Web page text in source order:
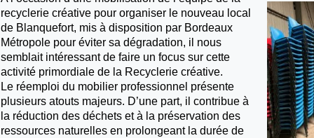
recyclerie créative pour organiser le nouveau local
de Blanquefort, mis à disposition par Bordeaux
Métropole pour éviter sa dégradation, il nous
semblait intéressant de faire un focus sur cette
activité primordiale de la Recyclerie créative.
Le réemploi du mobilier professionnel présente
plusieurs atouts majeurs. D’une part, il contribue à
la réduction des déchets et à la préservation des
ressources naturelles en prolongeant la durée de